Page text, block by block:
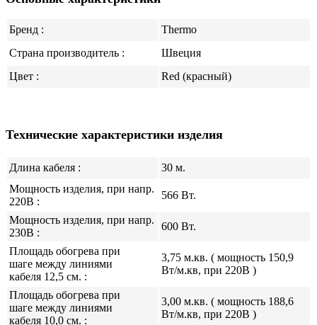
Бренд :
Thermo
Страна производитель :
Швеция
Цвет :
Red (красный)
Технические характеристики изделия
Длина кабеля :
30 м.
Мощность изделия, при напр.
220В :
566 Вт.
Мощность изделия, при напр.
230В :
600 Вт.
Площадь обогрева при
шаге между линиями
кабеля 12,5 см. :
3,75 м.кв. ( мощность 150,9
Вт/м.кв, при 220В )
Площадь обогрева при
шаге между линиями
кабеля 10,0 см. :
3,00 м.кв. ( мощность 188,6
Вт/м.кв, при 220В )